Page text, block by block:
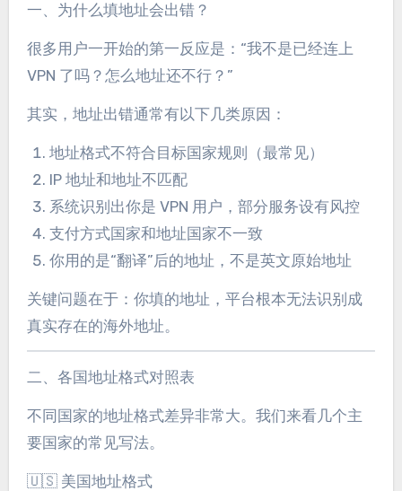
一、为什么填地址会出错？
很多用户一开始的第一反应是：“我不是已经连上
VPN 了吗？怎么地址还不行？”
其实，地址出错通常有以下几类原因：
地址格式不符合目标国家规则（最常见）
IP 地址和地址不匹配
系统识别出你是 VPN 用户，部分服务设有风控
支付方式国家和地址国家不一致
你用的是“翻译”后的地址，不是英文原始地址
关键问题在于：你填的地址，平台根本无法识别成
真实存在的海外地址。
二、各国地址格式对照表
不同国家的地址格式差异非常大。我们来看几个主
要国家的常见写法。
🇺🇸 美国地址格式